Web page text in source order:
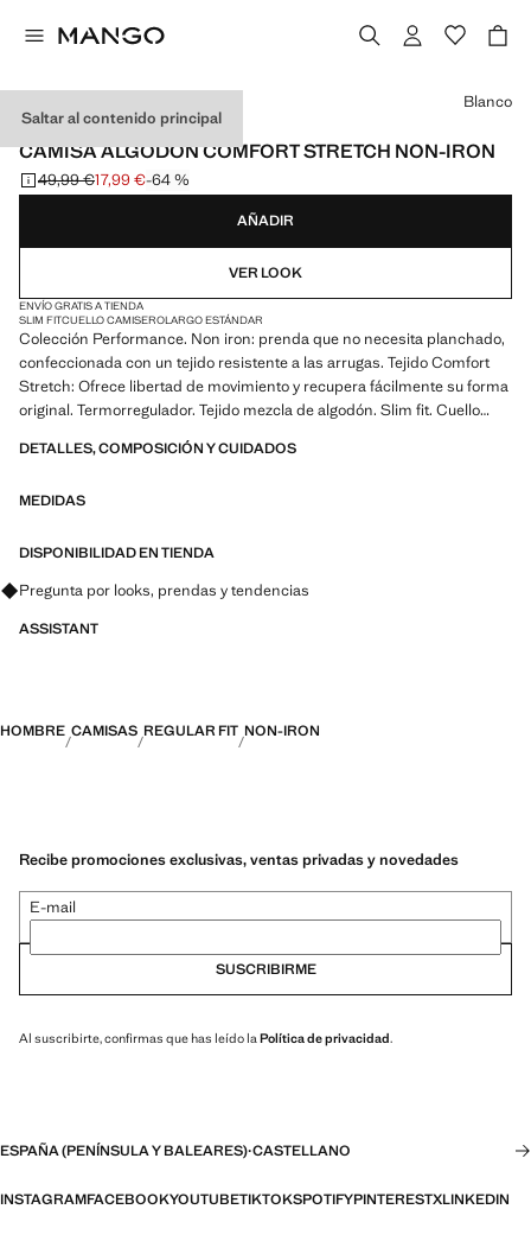
Saltar al contenido principal
PERFORMANCE
CAMISA ALGODÓN COMFORT STRETCH NON-IRON
Precio inicial tachado [49,99 € ]
49,99 €
Precio actual [17,99 € ]
17,99 €-64 %
Selecciona un color
Blanco
AÑADIR
VER LOOK
ENVÍO GRATIS A TIENDA
SLIM FITCUELLO CAMISEROLARGO ESTÁNDAR
Colección Performance. Non iron: prenda que no necesita planchado,
confeccionada con un tejido resistente a las arrugas. Tejido Comfort
Stretch: Ofrece libertad de movimiento y recupera fácilmente su forma
original. Termorregulador. Tejido mezcla de algodón. Slim fit. Cuello
botones. Bajo redondeado. Producto en rebajas
PERFORMANCE: Una colección de prendas confeccionadas con
características avanzadas como tejidos bi-stretch, de secado rápido,
organizadas en tres categorías generales: Termorregulador, Funcional
y Confort
DETALLES, COMPOSICIÓN Y CUIDADOS
MEDIDAS
DISPONIBILIDAD EN TIENDA
Pregunta por looks, prendas y tendencias
ASSISTANT
HOMBRE CAMISAS REGULAR FIT NON-IRON
Recibe promociones exclusivas, ventas privadas y novedades
E-mail
SUSCRIBIRME
Al suscribirte, confirmas que has leído la Política de privacidad.
ESPAÑA (PENÍNSULA Y BALEARES)·CASTELLANO
INSTAGRAMFACEBOOKYOUTUBETIKTOKSPOTIFYPINTERESTXLINKEDIN